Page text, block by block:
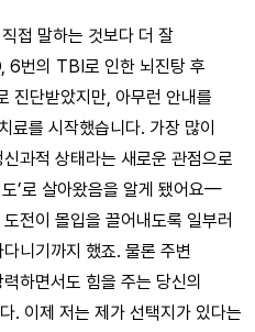
접 말하는 것보다 더 잘
6번의 TBI로 인한 뇌진탕 후
진단받았지만, 아무런 안내를
료를 시작했습니다. 가장 많이
과적 상태라는 새로운 관점으로
’로 살아왔음을 알게 됐어요—
전이 몰입을 끌어내도록 일부러
니기까지 했죠. 물론 주변
하면서도 힘을 주는 당신의
. 이제 저는 제가 선택지가 있다는